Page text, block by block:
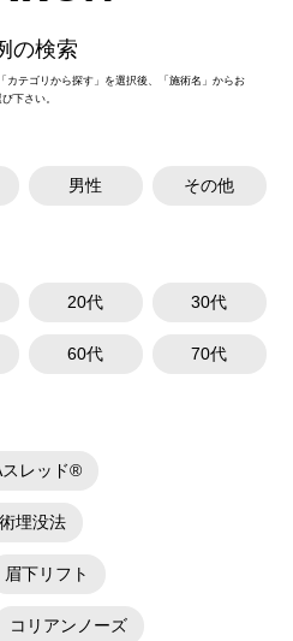
の検索
カテゴリから探す」を選択後、「施術名」からお
下さい。
男性 その他
20代 30代
60代 70代
スレッド®
埋没法
眉下リフト
コリアンノーズ